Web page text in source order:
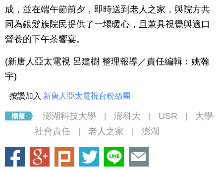
成，並在端午節前夕，即時送到老人之家，與院方共
同為銀髮族院民提供了一場暖心，且兼具視覺與適口
營養的下午茶饗宴。
(新唐人亞太電視 呂建樹 整理報導／責任編輯：姚瀚
宇)
按讚加入 新唐人亞太電視台粉絲團
澎湖科技大學 澎科大 USR
大學
社會責任
老人之家 澎湖